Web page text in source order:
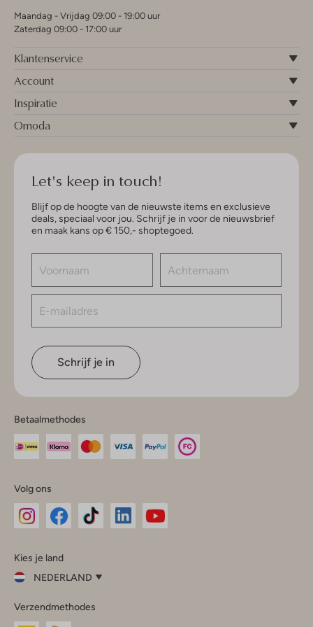
Maandag - Vrijdag 09:00 - 19:00 uur
Zaterdag 09:00 - 17:00 uur
Klantenservice
Account
Inspiratie
Omoda
Let's keep in touch!
Blijf op de hoogte van de nieuwste items en exclusieve
deals, speciaal voor jou. Schrijf je in voor de nieuwsbrief
en maak kans op € 150,- shoptegoed.
Schrijf je in
Betaalmethodes
Volg ons
InstagramFacebook
Kies je land
NEDERLAND
je
land
Verzendmethodes